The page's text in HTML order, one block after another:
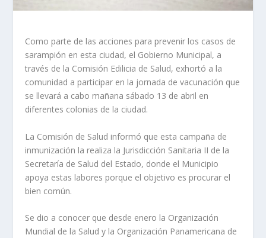
Como parte de las acciones para prevenir los casos de
sarampión en esta ciudad, el Gobierno Municipal, a
través de la Comisión Edilicia de Salud, exhortó a la
comunidad a participar en la jornada de vacunación que
se llevará a cabo mañana sábado 13 de abril en
diferentes colonias de la ciudad.
La Comisión de Salud informó que esta campaña de
inmunización la realiza la Jurisdicción Sanitaria II de la
Secretaría de Salud del Estado, donde el Municipio
apoya estas labores porque el objetivo es procurar el
bien común.
Se dio a conocer que desde enero la Organización
Mundial de la Salud y la Organización Panamericana de